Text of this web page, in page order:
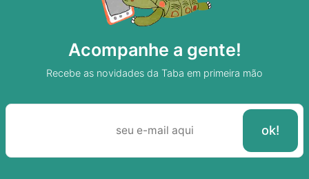
Acompanhe a gente!
Recebe as novidades da Taba em primeira mão